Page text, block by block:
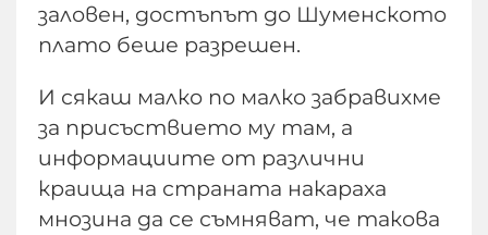
заловен, достъпът до Шуменското
плато беше разрешен.
И сякаш малко по малко забравихме
за присъствието му там, а
информациите от различни
краища на страната накараха
мнозина да се съмняват, че такова